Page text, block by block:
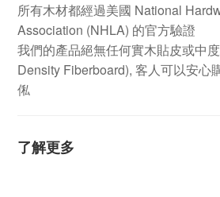
所有木材都經過美國 National
Association (NHLA) 的官方驗證
我們的產品絕無任何實木貼皮或中
Density Fiberboard), 客人可以安心
俬
了解更多